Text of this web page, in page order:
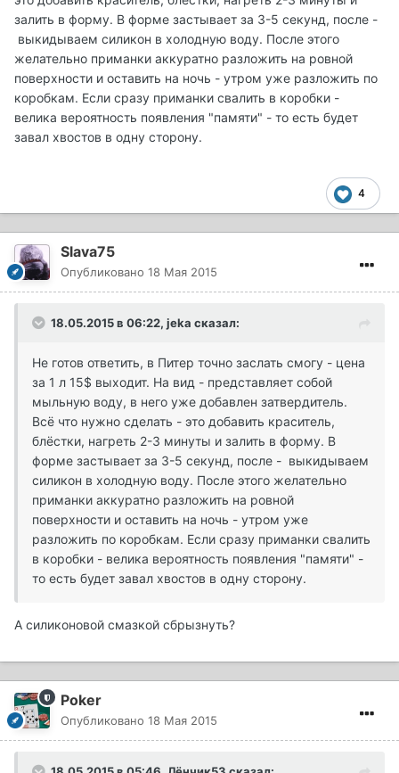
залить в форму. В форме застывает за 3-5 секунд, после -
выкидываем силикон в холодную воду. После этого
желательно приманки аккуратно разложить на ровной
поверхности и оставить на ночь - утром уже разложить по
коробкам. Если сразу приманки свалить в коробки -
велика вероятность появления "памяти" - то есть будет
завал хвостов в одну сторону.
4
Slava75
Опубликовано 18 Мая 2015
18.05.2015 в 06:22, jeka сказал:
Не готов ответить, в Питер точно заслать смогу - цена
за 1 л 15$ выходит. На вид - представляет собой
мыльную воду, в него уже добавлен затвердитель.
Всё что нужно сделать - это добавить краситель,
блёстки, нагреть 2-3 минуты и залить в форму. В
форме застывает за 3-5 секунд, после - выкидываем
силикон в холодную воду. После этого желательно
приманки аккуратно разложить на ровной
поверхности и оставить на ночь - утром уже
разложить по коробкам. Если сразу приманки свалить
в коробки - велика вероятность появления "памяти" -
то есть будет завал хвостов в одну сторону.
А силиконовой смазкой сбрызнуть?
Poker
Опубликовано 18 Мая 2015